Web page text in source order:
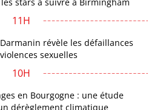
les stars à suivre à Birmingham
11H
révèle les défaillances
sexuelles
10H
en Bourgogne : une étude
dérèglement climatique